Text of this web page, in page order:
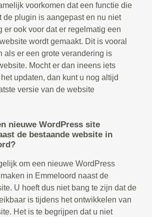
voorkomen dat een functie die
de plugin is aangepast en nu niet
er ook voor dat er regelmatig een
wordt gemaakt. Dit is vooral
als er een grote verandering is
Mocht er dan ineens iets
updaten, dan kunt u nog altijd
versie van de website
nieuwe WordPress site
de bestaande website in
om een nieuwe WordPress
in Emmeloord naast de
U hoeft dus niet bang te zijn dat de
is tijdens het ontwikkelen van
Het is te begrijpen dat u niet